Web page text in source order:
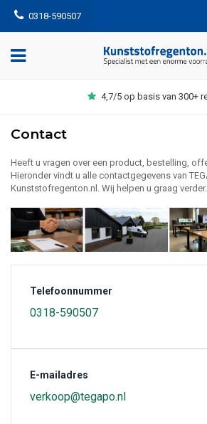
0318-590507
4,7/5 op basis van 300+
Contact
Heeft u vragen over een product, bestelling,
Hieronder vindt u alle contactgegevens van
Kunststofregenton.nl. Wij helpen u graag verder.
Telefoonnummer
0318-590507
E-mailadres
verkoop@tegapo.nl